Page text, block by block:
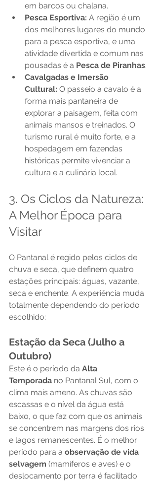
em barcos ou chalana.
Pesca Esportiva: A região é um
dos melhores lugares do mundo
para a pesca esportiva, e uma
atividade divertida e comum nas
pousadas é a Pesca de Piranhas.
Cavalgadas e Imersão
Cultural: O passeio a cavalo é a
forma mais pantaneira de
explorar a paisagem, feita com
animais mansos e treinados. O
turismo rural é muito forte, e a
hospedagem em fazendas
históricas permite vivenciar a
cultura e a culinária local.
3. Os Ciclos da Natureza:
A Melhor Época para
Visitar
O Pantanal é regido pelos ciclos de
chuva e seca, que definem quatro
estações principais: águas, vazante,
seca e enchente. A experiência muda
totalmente dependendo do período
escolhido:
Estação da Seca (Julho a
Outubro)
Este é o período da Alta
Temporada no Pantanal Sul, com o
clima mais ameno. As chuvas são
escassas e o nível da água está
baixo, o que faz com que os animais
se concentrem nas margens dos rios
e lagos remanescentes. É o melhor
período para a observação de vida
selvagem (mamíferos e aves) e o
deslocamento por terra é facilitado.